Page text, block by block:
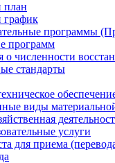
план
программы
программ
о численности
стандарты
виды
услуги
для приема